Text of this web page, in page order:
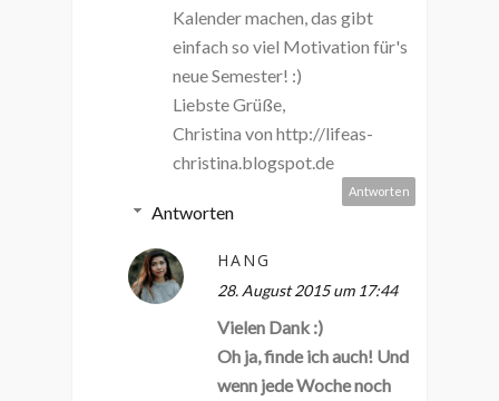
Kalender machen, das gibt
einfach so viel Motivation für's
neue Semester! :)
Liebste Grüße,
Christina von http://lifeas-
christina.blogspot.de
Antworten
Antworten
HANG
28. August 2015 um 17:44
Vielen Dank :)
Oh ja, finde ich auch! Und
wenn jede Woche noch